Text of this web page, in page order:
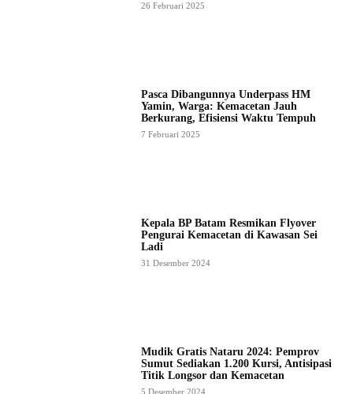
26 Februari 2025
Pasca Dibangunnya Underpass HM
Yamin, Warga: Kemacetan Jauh
Berkurang, Efisiensi Waktu Tempuh
7 Februari 2025
Kepala BP Batam Resmikan Flyover
Pengurai Kemacetan di Kawasan Sei
Ladi
31 Desember 2024
Mudik Gratis Nataru 2024: Pemprov
Sumut Sediakan 1.200 Kursi, Antisipasi
Titik Longsor dan Kemacetan
5 Desember 2024